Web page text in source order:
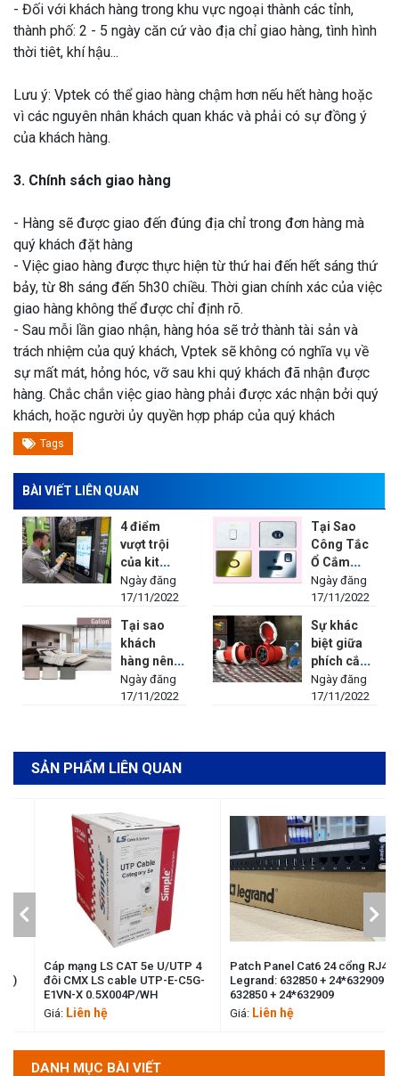
- Đối với khách hàng trong khu vực ngoại thành các tỉnh,
thành phố: 2 - 5 ngày căn cứ vào địa chỉ giao hàng, tình hình
thời tiêt, khí hậu...
Lưu ý: Vptek có thể giao hàng chậm hơn nếu hết hàng hoặc
vì các nguyên nhân khách quan khác và phải có sự đồng ý
của khách hàng.
3. Chính sách giao hàng
- Hàng sẽ được giao đến đúng địa chỉ trong đơn hàng mà
quý khách đặt hàng
- Việc giao hàng được thực hiện từ thứ hai đến hết sáng thứ
bảy, từ 8h sáng đến 5h30 chiều. Thời gian chính xác của việc
giao hàng không thể được chỉ định rõ.
- Sau mỗi lần giao nhận, hàng hóa sẽ trở thành tài sản và
trách nhiệm của quý khách, Vptek sẽ không có nghĩa vụ về
sự mất mát, hỏng hóc, vỡ sau khi quý khách đã nhận được
hàng. Chắc chắn việc giao hàng phải được xác nhận bởi quý
khách, hoặc người ủy quyền hợp pháp của quý khách
Tags
BÀI VIẾT LIÊN QUAN
4 điểm
vượt trội
của kit
kiểm tra
cáp mạng
Fluke
Networks
LinkIQ™
Ngày đăng
17/11/2022
Tại Sao
Công Tắc
Ổ Cắm
Legrand
Lại Thu
Hàng Đến
Vậy?
Ngày đăng
17/11/2022
Tại sao
khách
hàng nên
chọn mua
công tắc
Ngày đăng
17/11/2022
Sự khác
biệt giữa
phích cắm
công
nghiệp
Ngày đăng
17/11/2022
SẢN PHẨM LIÊN QUAN
Cáp mạng LS CAT 5e U/UTP 4
đôi CMX LS cable UTP-E-C5G-
E1VN-X 0.5X004P/WH
Giá:Liên hệ
Patch Panel Cat6 24 cổng RJ45
Legrand: 632850 + 24*632909
632850 + 24*632909
Giá:Liên hệ
DANH MỤC BÀI VIẾT